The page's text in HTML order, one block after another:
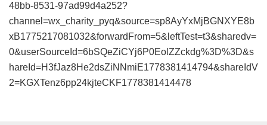
48bb-8531-97ad99d4a252?
channel=wx_charity_pyq&source=sp8AyYxMjBGNXYE8b
xB1775217081032&forwardFrom=5&leftTest=t3&sharedv=
0&userSourceId=6bSQeZiCYj6P0EolZZckdg%3D%3D&s
hareId=H3fJaz8He2dsZiNNmiE1778381414794&shareIdV
2=KGXTenz6pp24kjteCKF1778381414478